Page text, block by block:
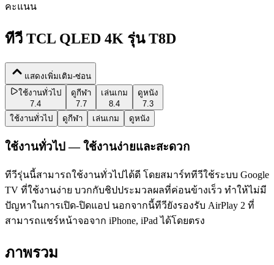
คะแนน
ทีวี TCL QLED 4K รุ่น T8D
แสดงเพิ่มเติม-ซ่อน
ใช้งานทั่วไป
7.4
ดูกีฬา
7.7
เล่นเกม
8.4
ดูหนัง
7.3
ใช้งานทั่วไป
ดูกีฬา เล่นเกม ดูหนัง
ใช้งานทั่วไป — ใช้งานง่ายและสะดวก
ทีวีรุ่นนี้สามารถใช้งานทั่วไปได้ดี โดยสมาร์ททีวีใช้ระบบ Google
TV ที่ใช้งานง่าย บวกกับชิปประมวลผลที่ค่อนข้างเร็ว ทำให้ไม่มี
ปัญหาในการเปิด-ปิดแอป นอกจากนี้ทีวียังรองรับ AirPlay 2 ที่
สามารถแชร์หน้าจอจาก iPhone, iPad ได้โดยตรง
ภาพรวม